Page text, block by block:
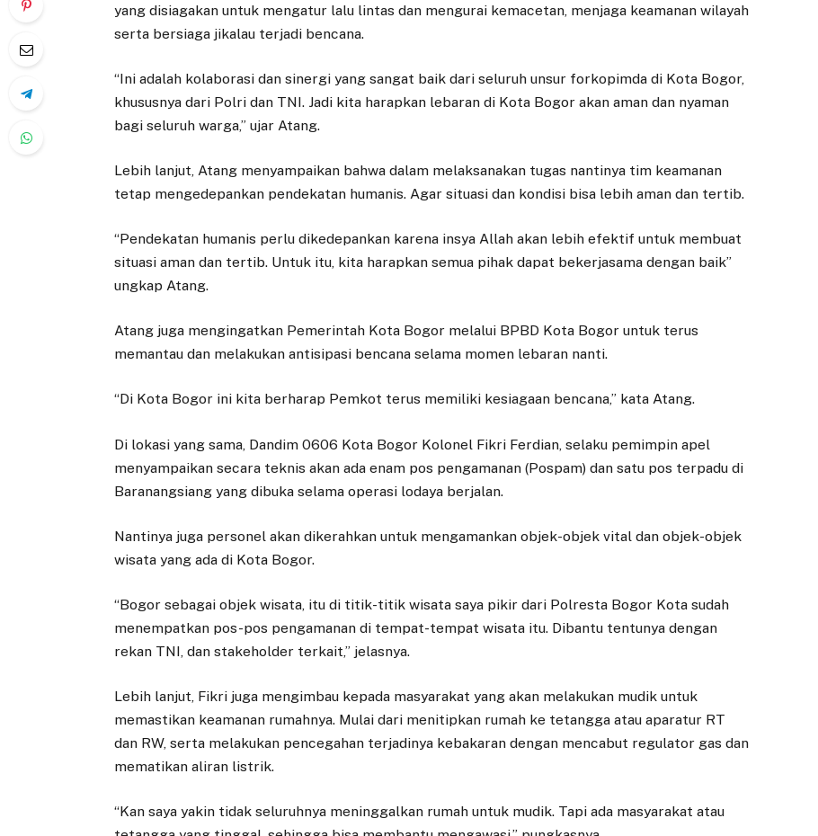
yang disiagakan untuk mengatur lalu lintas dan mengurai kemacetan, menjaga keamanan wilayah
serta bersiaga jikalau terjadi bencana.
“Ini adalah kolaborasi dan sinergi yang sangat baik dari seluruh unsur forkopimda di Kota Bogor,
khususnya dari Polri dan TNI. Jadi kita harapkan lebaran di Kota Bogor akan aman dan nyaman
bagi seluruh warga,” ujar Atang.
Lebih lanjut, Atang menyampaikan bahwa dalam melaksanakan tugas nantinya tim keamanan
tetap mengedepankan pendekatan humanis. Agar situasi dan kondisi bisa lebih aman dan tertib.
“Pendekatan humanis perlu dikedepankan karena insya Allah akan lebih efektif untuk membuat
situasi aman dan tertib. Untuk itu, kita harapkan semua pihak dapat bekerjasama dengan baik”
ungkap Atang.
Atang juga mengingatkan Pemerintah Kota Bogor melalui BPBD Kota Bogor untuk terus
memantau dan melakukan antisipasi bencana selama momen lebaran nanti.
“Di Kota Bogor ini kita berharap Pemkot terus memiliki kesiagaan bencana,” kata Atang.
Di lokasi yang sama, Dandim 0606 Kota Bogor Kolonel Fikri Ferdian, selaku pemimpin apel
menyampaikan secara teknis akan ada enam pos pengamanan (Pospam) dan satu pos terpadu di
Baranangsiang yang dibuka selama operasi lodaya berjalan.
Nantinya juga personel akan dikerahkan untuk mengamankan objek-objek vital dan objek-objek
wisata yang ada di Kota Bogor.
“Bogor sebagai objek wisata, itu di titik-titik wisata saya pikir dari Polresta Bogor Kota sudah
menempatkan pos-pos pengamanan di tempat-tempat wisata itu. Dibantu tentunya dengan
rekan TNI, dan stakeholder terkait,” jelasnya.
Lebih lanjut, Fikri juga mengimbau kepada masyarakat yang akan melakukan mudik untuk
memastikan keamanan rumahnya. Mulai dari menitipkan rumah ke tetangga atau aparatur RT
dan RW, serta melakukan pencegahan terjadinya kebakaran dengan mencabut regulator gas dan
mematikan aliran listrik.
“Kan saya yakin tidak seluruhnya meninggalkan rumah untuk mudik. Tapi ada masyarakat atau
Adityawarman:
Koperasi Merah
Direksi Baru